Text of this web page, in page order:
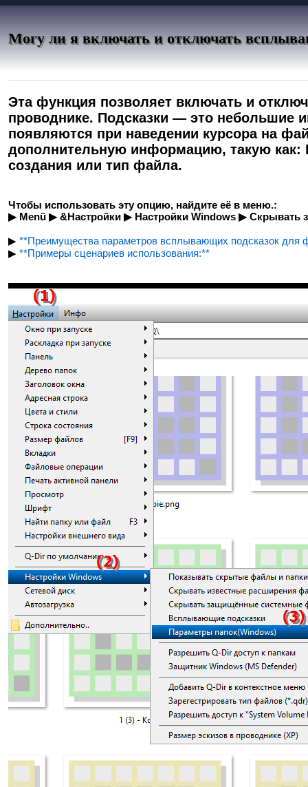
Могу ли я включать и отключать
Эта функция позволяет включать и
проводнике. Подсказки — это небольшие
появляются при наведении курсора на
дополнительную информацию, такую ​​как:
создания или тип файла.
Чтобы использовать эту опцию, найдите её в меню.:
▶ Menü ▶ &Настройки ▶ Настройки Windows ▶
▶ **Преимущества параметров всплывающих подсказок для
▶ **Примеры сценариев использования:**